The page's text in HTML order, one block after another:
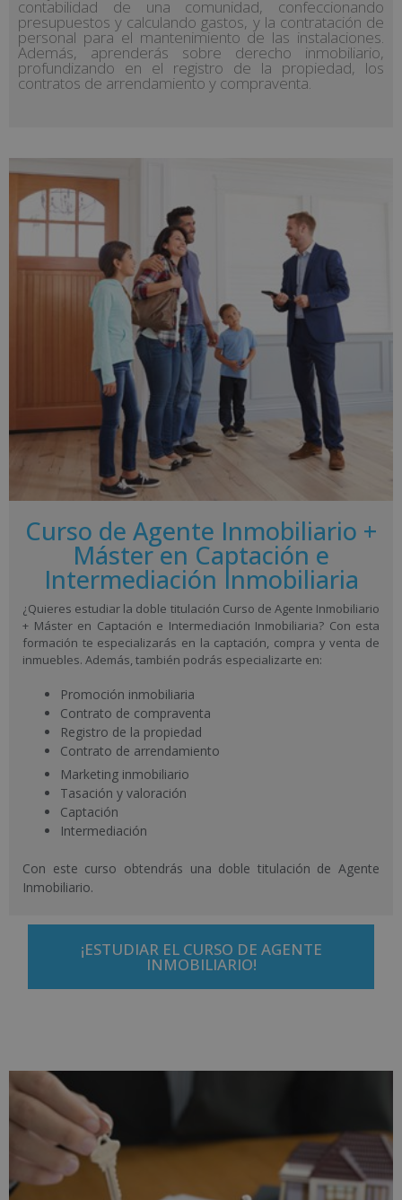
contabilidad de una comunidad, confeccionando
presupuestos y calculando gastos, y la contratación de
personal para el mantenimiento de las instalaciones.
Además, aprenderás sobre derecho inmobiliario,
profundizando en el registro de la propiedad, los
contratos de arrendamiento y compraventa.
Curso de Agente Inmobiliario +
Máster en Captación e
Intermediación Inmobiliaria
¿Quieres estudiar la doble titulación Curso de Agente Inmobiliario
+ Máster en Captación e Intermediación Inmobiliaria? Con esta
formación te especializarás en la captación, compra y venta de
inmuebles. Además, también podrás especializarte en:
Promoción inmobiliaria
Contrato de compraventa
Registro de la propiedad
Contrato de arrendamiento
Marketing inmobiliario
Tasación y valoración
Captación
Intermediación
Con este curso obtendrás una doble titulación de Agente
Inmobiliario.
¡ESTUDIAR EL CURSO DE AGENTE
INMOBILIARIO!